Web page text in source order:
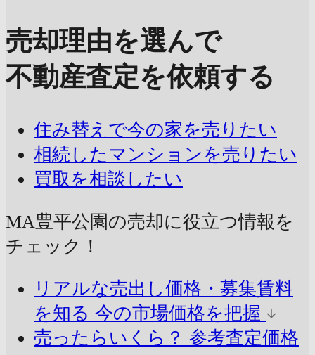
売却理由を選んで
不動産査定を依頼する
住み替えで今の家を売りたい
相続したマンションを売りたい
買取を相談したい
MA豊平公園の売却に役立つ情報を
チェック！
リアルな売出し価格・募集賃料
を知る 今の市場価格を把握
売ったらいくら？ 参考査定価格